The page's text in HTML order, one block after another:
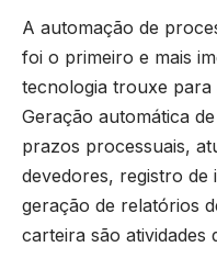
A automação de
foi o primeiro e mais
tecnologia trouxe
Geração automática
prazos processuais,
devedores, registro de
geração de relatórios
carteira são atividades